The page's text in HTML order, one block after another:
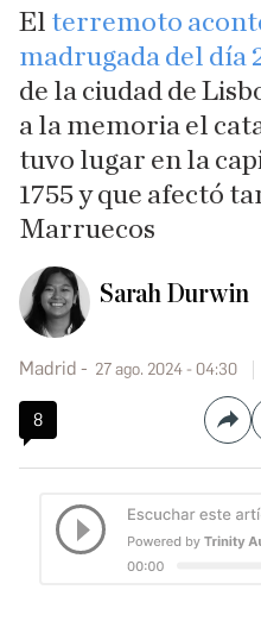
El terremoto
madrugada del día
de la ciudad de
a la memoria el
tuvo lugar en la
1755 y que afectó
Marruecos
Sarah Durwin
Madrid 27 ago. 2024 - 04:30
8